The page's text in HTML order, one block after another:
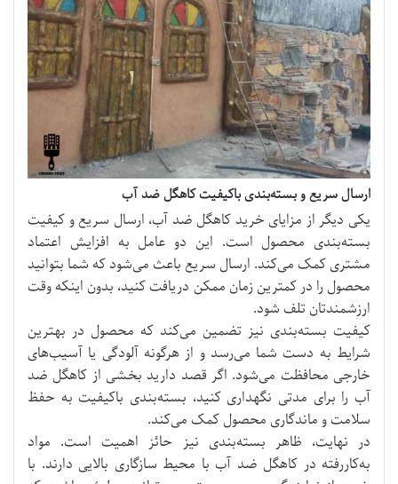
ارسال سریع و بسته‌بندی باکیفیت کاهگل ضد آب
یکی دیگر از مزایای خرید کاهگل ضد آب، ارسال سریع و کیفیت
بسته‌بندی محصول است. این دو عامل به افزایش اعتماد
مشتری کمک می‌کند. ارسال سریع باعث می‌شود که شما بتوانید
محصول را در کمترین زمان ممکن دریافت کنید، بدون اینکه وقت
ارزشمندتان تلف شود.
کیفیت بسته‌بندی نیز تضمین می‌کند که محصول در بهترین
شرایط به دست شما می‌رسد و از هرگونه آلودگی یا آسیب‌های
خارجی محافظت می‌شود. اگر قصد دارید بخشی از کاهگل ضد
آب را برای مدتی نگهداری کنید، بسته‌بندی باکیفیت به حفظ
سلامت و ماندگاری محصول کمک می‌کند.
در نهایت، ظاهر بسته‌بندی نیز حائز اهمیت است. مواد
به‌کاررفته در کاهگل ضد آب با محیط سازگاری بالایی دارند. با